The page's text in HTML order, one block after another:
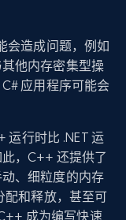
会造成问题，例如
他内存密集型操
应用程序可能会
运行时比 .NET 运
，C++ 还提供了
、细粒度的内存
配和释放，甚至可
成为编写快速